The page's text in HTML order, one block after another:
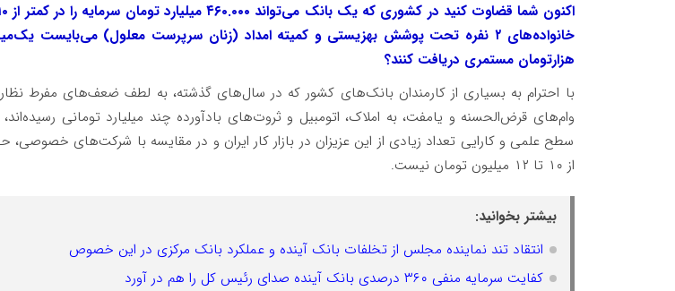
خانواده‌های ۲ نفره تحت پوشش بهزیستی و کمیته امداد (زنان سرپرست معلول) می‌بایست
هزارتومان مستمری دریافت کنند؟
با احترام به بسیاری از کارمندان بانک‌های کشور که در سال‌های گذشته، به لطف ضعف‌های مفرط
وام‌های قرض‌الحسنه و یامفت، به املاک، اتومبیل و ثروت‌های بادآورده چند میلیارد تومانی
سطح علمی و کارایی تعداد زیادی از این عزیزان در بازار کار ایران و در مقایسه با شرکت‌های خصوصی،
از ۱۰ تا ۱۲ میلیون تومان نیست.
بیشتر بخوانید:
انتقاد تند نماینده مجلس از تخلفات بانک آینده و عملکرد بانک مرکزی در این خصوص
کفایت سرمایه منفی ۳۶۰ درصدی بانک آینده صدای رئیس کل را هم در آورد